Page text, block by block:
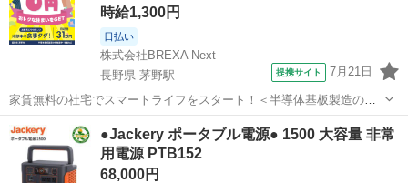
時給1,300円
日払い
株式会社BREXA Next
長野県 茅野駅
提携サイト 7月21日
家賃無料の社宅でスマートライフをスタート！＜半導体基板製造の機
械操作・検査＞ランチ代もかからないオトクな職場◎／稼ぎもしっか
り！月収例31万円／長野県茅野市 半導体基板の製造・検査 クリーンル
ーム内で、半導体基板の製造や検...
長野 茅野市 その他
●Jackery ポータブル電源● 1500 大容量 非常
用電源 PTB152
68,000円